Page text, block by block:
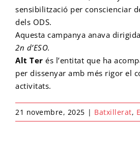
Cicle final en Escalada
Cicle final en Barrancs
Emprèn FP
Centre formador
Preinscripció IFE
Matrícula Ensenyaments
Configurador de matrícula
Matrícula IFE
sensibilització per conscienciar
dels ODS.
Aquesta campanya anava
2n d’ESO.
Alt Ter és l’entitat que ha
per dissenyar amb més rigor el
activitats.
21 novembre, 2025 | Batxillerat,